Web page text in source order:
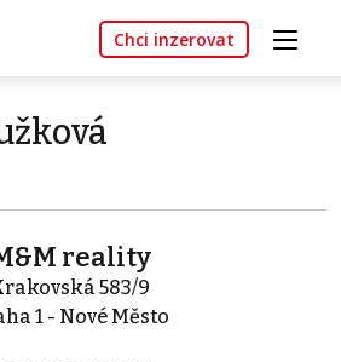
Chci inzerovat
reality
583/9
1 - Nové Město